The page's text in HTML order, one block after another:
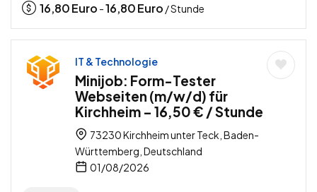
16,80Euro -16,80Euro / Stunde
IT & Technologie
Minijob: Form-Tester
Webseiten (m/w/d) für
Kirchheim – 16,50 € / Stunde
73230 Kirchheim unter Teck, Baden-
Württemberg, Deutschland
01/08/2026